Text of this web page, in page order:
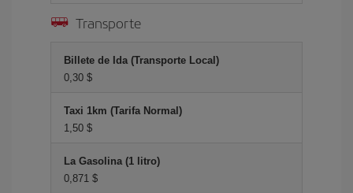
Transporte
Billete de Ida (Transporte Local)
0,30 $
Taxi 1km (Tarifa Normal)
1,50 $
La Gasolina (1 litro)
0,871 $